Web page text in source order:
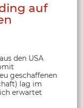
auf
den USA
geschaffenen
lag im
erwartet